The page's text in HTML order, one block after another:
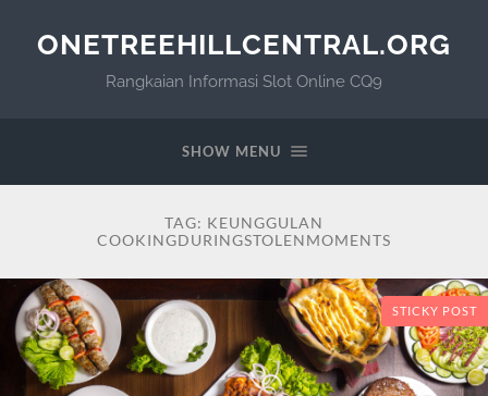
ONETREEHILLCENTRAL.ORG
Rangkaian Informasi Slot Online CQ9
SHOW MENU
TAG: KEUNGGULAN
COOKINGDURINGSTOLENMOMENTS
STICKY POST